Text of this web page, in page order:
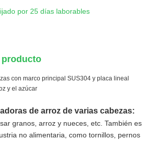
por 25 días laborables
con marco principal SUS304 y placa lineal
y el azúcar
de arroz de varias cabezas:
granos, arroz y nueces, etc. También es
no alimentaria, como tornillos, pernos